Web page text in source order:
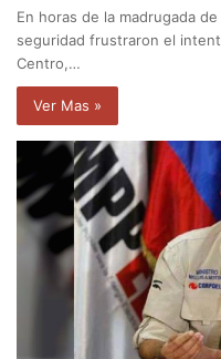
En horas de la madrugada
seguridad frustraron el
Centro,…
Ver Mas »